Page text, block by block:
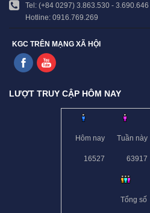
Tel: (+84 0297) 3.863.530 - 3.690.646
Hotline: 0916.769.269
KGC TRÊN MẠNG XÃ HỘI
LƯỢT TRUY CẬP HÔM NAY
Hôm nay
16527
Tuần này
63917
Tổng số